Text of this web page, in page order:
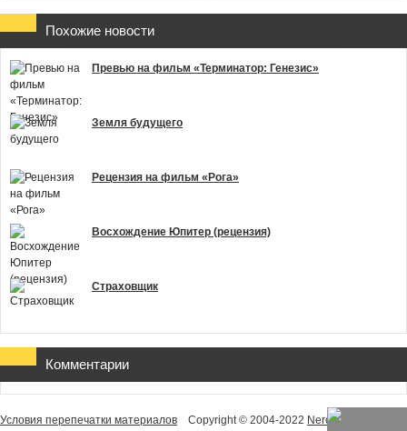
Похожие новости
Превью на фильм «Терминатор: Генезис»
Земля будущего
Рецензия на фильм «Рога»
Восхождение Юпитер (рецензия)
Страховщик
Комментарии
Условия перепечатки материалов Copyright © 2004-2022 NeroHelp